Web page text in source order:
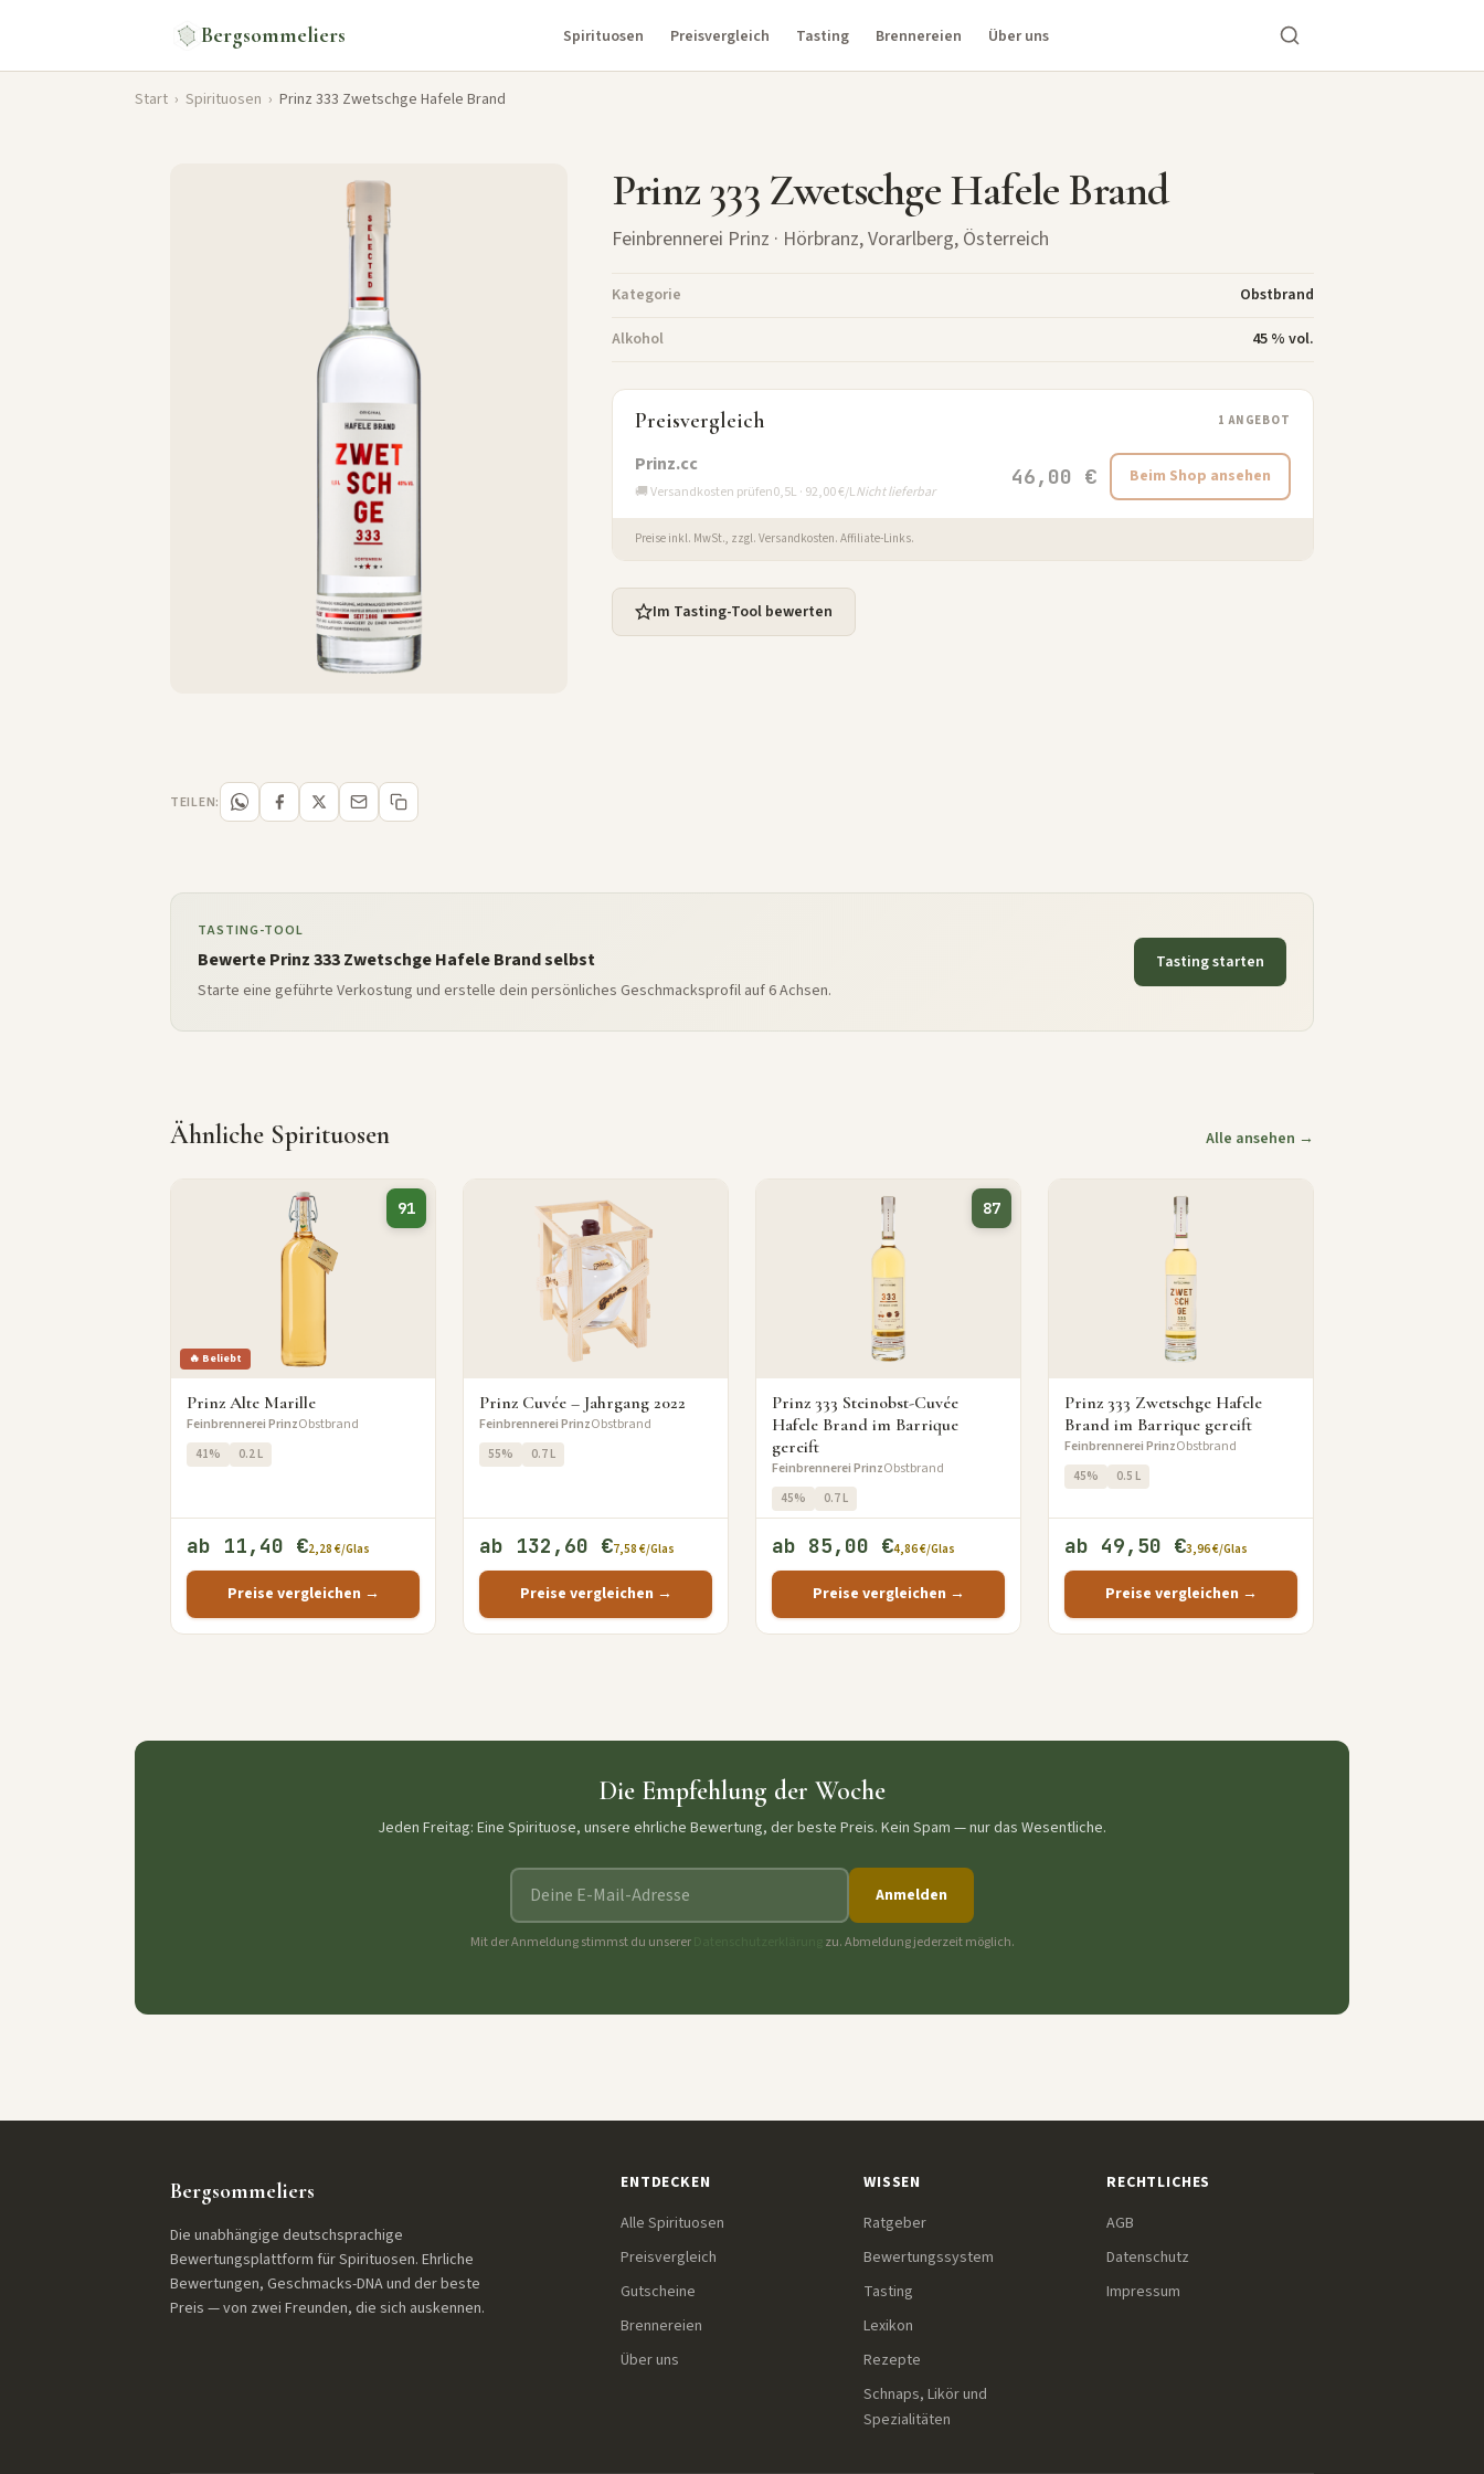
Bergsommeliers Spirituosen Preisvergleich Tasting Brennereien Über uns
Start › Spirituosen › Prinz 333 Zwetschge Hafele Brand
Prinz 333 Zwetschge Hafele Brand
Feinbrennerei Prinz · Hörbranz, Vorarlberg, Österreich
Kategorie
Obstbrand
Alkohol
45 % vol.
Preisvergleich 1 ANGEBOT
Prinz.cc
🚚 Versandkosten prüfen0,5L · 92,00 €/LNicht lieferbar
46,00 € Beim Shop ansehen
Preise inkl. MwSt., zzgl. Versandkosten. Affiliate-Links.
Im Tasting-Tool bewerten
TEILEN:
TASTING-TOOL
Bewerte Prinz 333 Zwetschge Hafele Brand selbst
Starte eine geführte Verkostung und erstelle dein persönliches Geschmacksprofil auf 6 Achsen.
Tasting starten
Ähnliche Spirituosen Alle ansehen →
91
🔥 Beliebt
Prinz Alte Marille
Feinbrennerei PrinzObstbrand
41% 0.2 L
ab 11,40 €2,28 €/Glas
Preise vergleichen →
Prinz Cuvée – Jahrgang 2022
Feinbrennerei PrinzObstbrand
55% 0.7 L
ab 132,60 €7,58 €/Glas
Preise vergleichen →
87
Prinz 333 Steinobst-Cuvée
Hafele Brand im Barrique
gereift
Feinbrennerei PrinzObstbrand
45% 0.7 L
ab 85,00 €4,86 €/Glas
Preise vergleichen →
Prinz 333 Zwetschge Hafele
Brand im Barrique gereift
Feinbrennerei PrinzObstbrand
45% 0.5 L
ab 49,50 €3,96 €/Glas
Preise vergleichen →
Die Empfehlung der Woche
Jeden Freitag: Eine Spirituose, unsere ehrliche Bewertung, der beste Preis. Kein Spam — nur das Wesentliche.
E-Mail-Adresse
Anmelden
Mit der Anmeldung stimmst du unserer zu. Abmeldung jederzeit möglich.
Bergsommeliers
Die unabhängige deutschsprachige
Bewertungsplattform für Spirituosen. Ehrliche
Bewertungen, Geschmacks-DNA und der beste
Preis — von zwei Freunden, die sich auskennen.
ENTDECKEN
Alle Spirituosen
Preisvergleich
Gutscheine
Brennereien
Über uns
WISSEN
Ratgeber
Bewertungssystem
Tasting
Lexikon
Rezepte
Schnaps, Likör und
Spezialitäten
RECHTLICHES
AGB
Datenschutz
Impressum